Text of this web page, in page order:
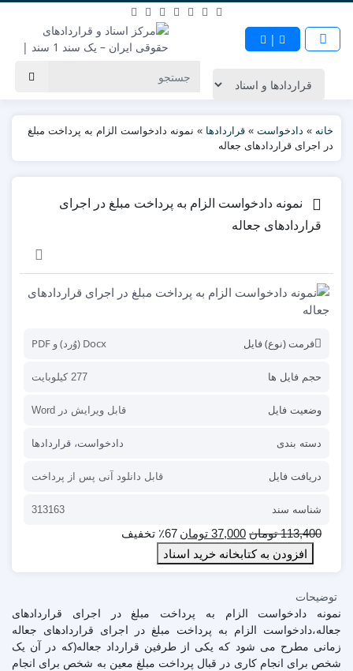
|
خانه » دادخواست » قراردادها » نمونه دادخواست الزام به پرداخت مبلغ
در اجرای قراردادهای جعاله
نمونه دادخواست الزام به پرداخت مبلغ در اجرای
قراردادهای جعاله
فرمت (نوع) فایل Docx (وُرد) و PDF
حجم فایل ها 277 کیلوبایت
وضعیت فایل قابل ویرایش در Word
دسته بندی دادخواست، قراردادها
دریافت فایل قابل دانلود آنی پس از پرداخت
شناسه سند 313163
113,400 تومان 37,000 تومان ٪67 تخفیف
افزودن به کتابخانه خرید اسناد
توضیحات
نمونه دادخواست الزام به پرداخت مبلغ در اجرای قراردادهای
جعاله،دادخواست الزام به پرداخت مبلغ در اجرای قراردادهای جعاله
زمانی مطرح می شود که یکی از طرفین قرارداد جعاله(که در آن یک
شخص برای انجام کاری در قبال پرداخت مبلغ معین به شخص برای انجام